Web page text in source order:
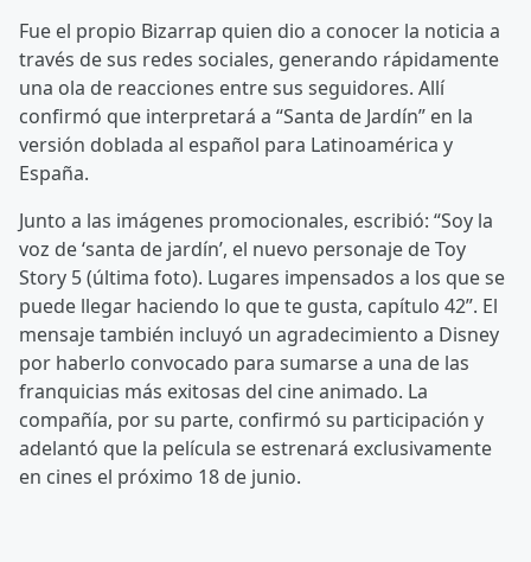
Fue el propio Bizarrap quien dio a conocer la noticia a
través de sus redes sociales, generando rápidamente
una ola de reacciones entre sus seguidores. Allí
confirmó que interpretará a “Santa de Jardín” en la
versión doblada al español para Latinoamérica y
España.
Junto a las imágenes promocionales, escribió: “Soy la
voz de ‘santa de jardín’, el nuevo personaje de Toy
Story 5 (última foto). Lugares impensados a los que se
puede llegar haciendo lo que te gusta, capítulo 42”. El
mensaje también incluyó un agradecimiento a Disney
por haberlo convocado para sumarse a una de las
franquicias más exitosas del cine animado. La
compañía, por su parte, confirmó su participación y
adelantó que la película se estrenará exclusivamente
en cines el próximo 18 de junio.